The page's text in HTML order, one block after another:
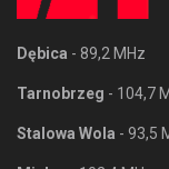
Dębica - 89,2 MHz
Tarnobrzeg - 104,7
Stalowa Wola - 93,5